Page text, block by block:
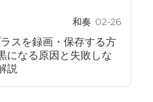
和奏 02-26
スを録画・保存する方
になる原因と失敗しな
説